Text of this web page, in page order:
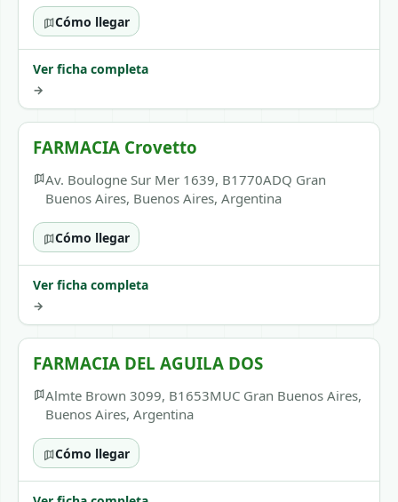
Cómo llegar
Ver ficha completa
→
FARMACIA Crovetto
Av. Boulogne Sur Mer 1639, B1770ADQ Gran
Buenos Aires, Buenos Aires, Argentina
Cómo llegar
Ver ficha completa
→
FARMACIA DEL AGUILA DOS
Almte Brown 3099, B1653MUC Gran Buenos Aires,
Buenos Aires, Argentina
Cómo llegar